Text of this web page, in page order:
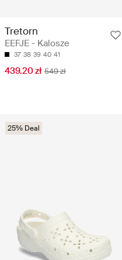
Tretorn
EEFJE - Kalosze
37 38 39 40 41
439.20 zł 549 zł
25% Deal